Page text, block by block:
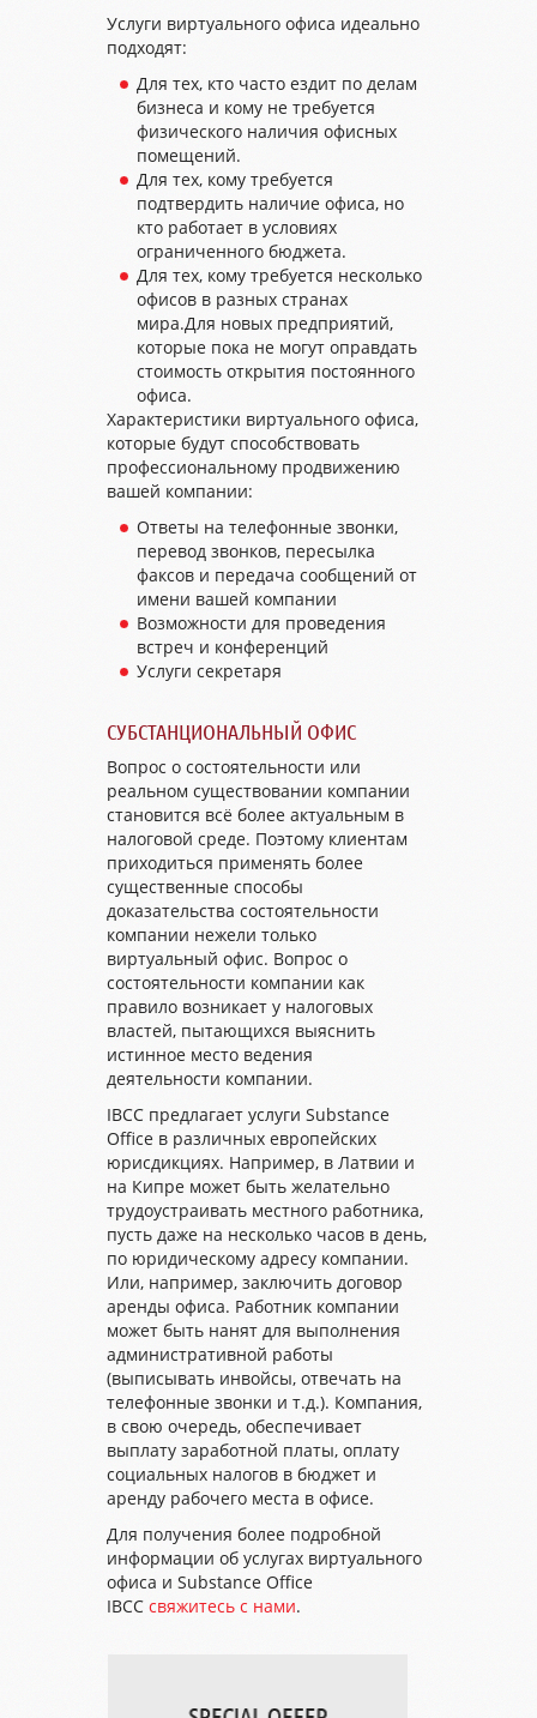
Услуги виртуального офиса идеально
подходят:
Для тех, кто часто ездит по делам
бизнеса и кому не требуется
физического наличия офисных
помещений.
Для тех, кому требуется
подтвердить наличие офиса, но
кто работает в условиях
ограниченного бюджета.
Для тех, кому требуется несколько
офисов в разных странах
мира.Для новых предприятий,
которые пока не могут оправдать
стоимость открытия постоянного
офиса.
Характеристики виртуального офиса,
которые будут способствовать
профессиональному продвижению
вашей компании:
Ответы на телефонные звонки,
перевод звонков, пересылка
факсов и передача сообщений от
имени вашей компании
Возможности для проведения
встреч и конференций
Услуги секретаря
СУБСТАНЦИОНАЛЬНЫЙ ОФИС
Вопрос о состоятельности или
реальном существовании компании
становится всё более актуальным в
налоговой среде. Поэтому клиентам
приходиться применять более
существенные способы
доказательства состоятельности
компании нежели только
виртуальный офис. Вопрос о
состоятельности компании как
правило возникает у налоговых
властей, пытающихся выяснить
истинное место ведения
деятельности компании.
IBCC предлагает услуги Substance
Office в различных европейских
юрисдикциях. Например, в Латвии и
на Кипре может быть желательно
трудоустраивать местного работника,
пусть даже на несколько часов в день,
по юридическому адресу компании.
Или, например, заключить договор
аренды офиса. Работник компании
может быть нанят для выполнения
административной работы
(выписывать инвойсы, отвечать на
телефонные звонки и т.д.). Компания,
в свою очередь, обеспечивает
выплату заработной платы, оплату
социальных налогов в бюджет и
аренду рабочего места в офисе.
Для получения более подробной
информации об услугах виртуального
офиса и Substance Office
IBCC свяжитесь с нами.